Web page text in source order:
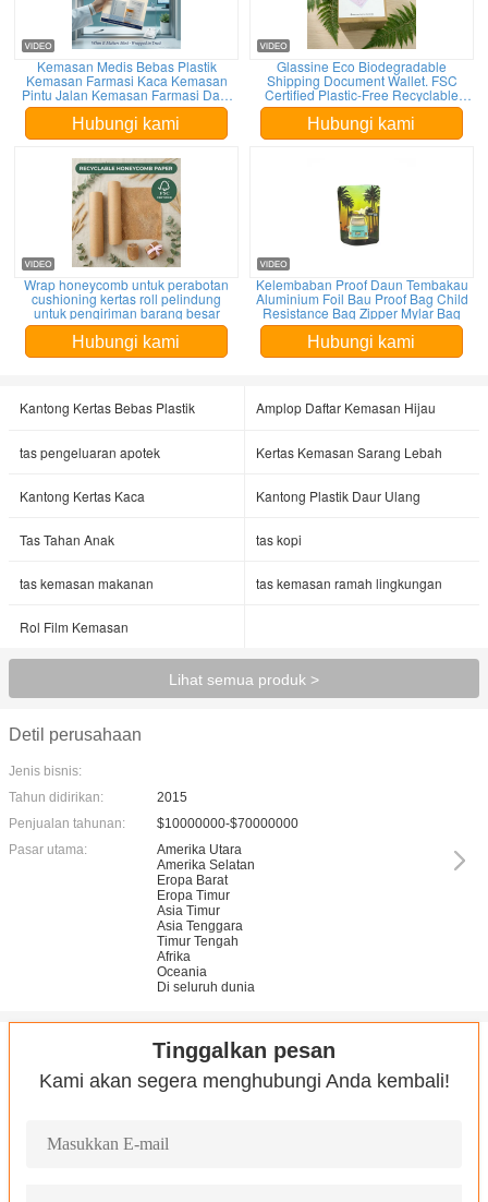
Kemasan Medis Bebas Plastik
Kemasan Farmasi Kaca Kemasan
Pintu Jalan Kemasan Farmasi Daur
Ulang Perdagangan Perpajakan
Hubungi kami
Glassine Eco Biodegradable
Shipping Document Wallet. FSC
Certified Plastic-Free Recyclable
Custom Bulk Envelope
Hubungi kami
Wrap honeycomb untuk perabotan
cushioning kertas roll pelindung
untuk pengiriman barang besar
Hubungi kami
Kelembaban Proof Daun Tembakau
Aluminium Foil Bau Proof Bag Child
Resistance Bag Zipper Mylar Bag
Hubungi kami
Kantong Kertas Bebas Plastik Amplop Daftar Kemasan Hijau
tas pengeluaran apotek Kertas Kemasan Sarang Lebah
Kantong Kertas Kaca Kantong Plastik Daur Ulang
Tas Tahan Anak tas kopi
tas kemasan makanan tas kemasan ramah lingkungan
Rol Film Kemasan
Lihat semua produk >
Detil perusahaan
Jenis bisnis:
Tahun didirikan:
2015
Penjualan tahunan:
$10000000-$70000000
Pasar utama:
Amerika Utara
Amerika Selatan
Eropa Barat
Eropa Timur
Asia Timur
Asia Tenggara
Timur Tengah
Afrika
Oceania
Di seluruh dunia
Tinggalkan pesan
Kami akan segera menghubungi Anda kembali!